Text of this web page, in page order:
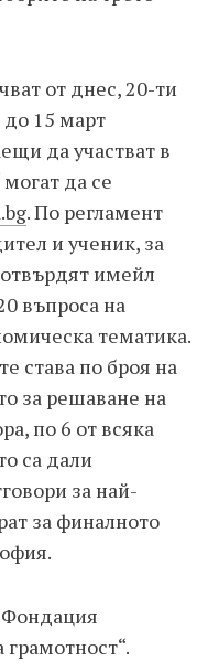
от днес, 20-ти
15 март
да участват в
да се
. По регламент
и ученик, за
имейл
въпроса на
тематика.
става по броя на
за решаване на
по 6 от всяка
са дали
за най-
за финалното
Фондация